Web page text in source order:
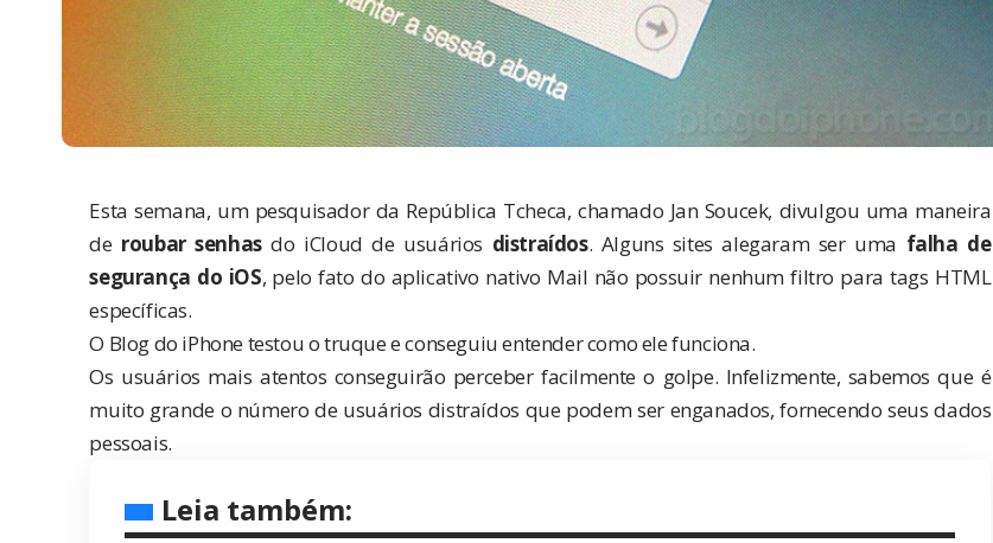
Esta semana, um pesquisador da República Tcheca, chamado Jan Soucek, divulgou uma maneira
de roubar senhasdo iCloud de usuários distraídos. Alguns sites alegaram ser uma falha de
segurança do iOS, pelo fato do aplicativo nativo Mail não possuir nenhum filtro para tags HTML
específicas.
O Blog do iPhone testou o truque e conseguiu entender como ele funciona.
Os usuários mais atentos conseguirão perceber facilmente o golpe. Infelizmente, sabemos que é
muito grande o número de usuários distraídos que podem ser enganados, fornecendo seus dados
pessoais.
Leia também: